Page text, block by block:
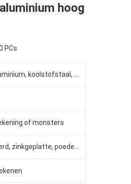
hoog
PCs
of monsters